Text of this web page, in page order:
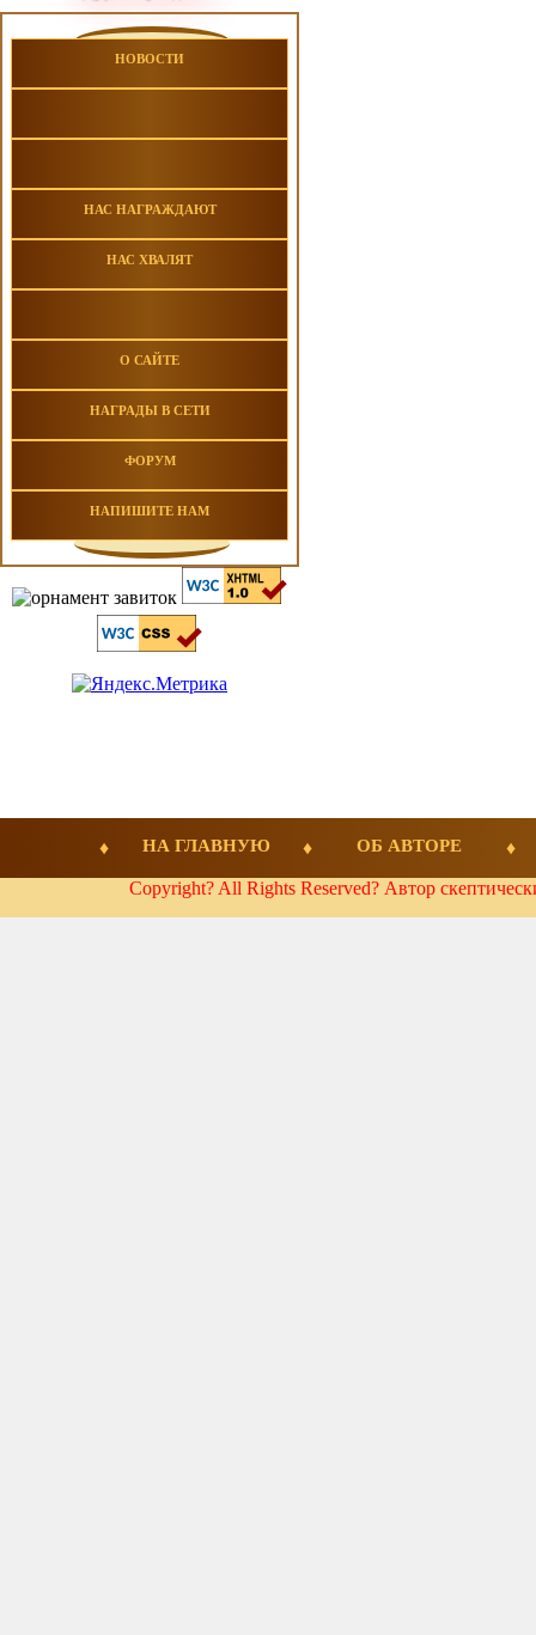
НОВОСТИ
НАС НАГРАЖДАЮТ
НАС ХВАЛЯТ
О САЙТЕ
НАГРАДЫ В СЕТИ
ФОРУМ
НАПИШИТЕ НАМ
НА ГЛАВНУЮ ОБ АВТОРЕ
Copyright? All Rights Reserved? Автор